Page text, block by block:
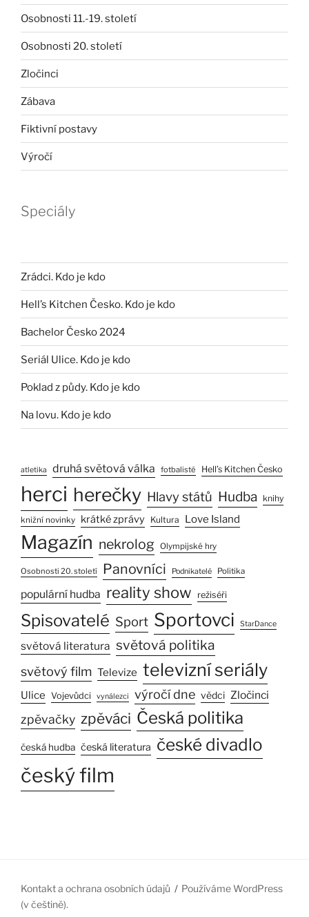
Osobnosti 11.-19. století
Osobnosti 20. století
Zločinci
Zábava
Fiktivní postavy
Výročí
Speciály
Zrádci. Kdo je kdo
Hell’s Kitchen Česko. Kdo je kdo
Bachelor Česko 2024
Seriál Ulice. Kdo je kdo
Poklad z půdy. Kdo je kdo
Na lovu. Kdo je kdo
atletika druhá světová válka fotbalisté Hell’s Kitchen Česko
herci herečky Hlavy států Hudba knihy
knižní novinky krátké zprávy Kultura Love Island
Magazín nekrolog Olympijské hry
Osobnosti 20. století Panovníci Podnikatelé Politika
populární hudba reality show režiséři
Spisovatelé Sport Sportovci StarDance
světová literatura světová politika
světový film Televize televizní seriály
Ulice Vojevůdci vynálezci výročí dne vědci Zločinci
zpěvačky zpěváci Česká politika
česká hudba česká literatura české divadlo
český film
Kontakt a ochrana osobních údajů
Používáme WordPress
(v češtině).